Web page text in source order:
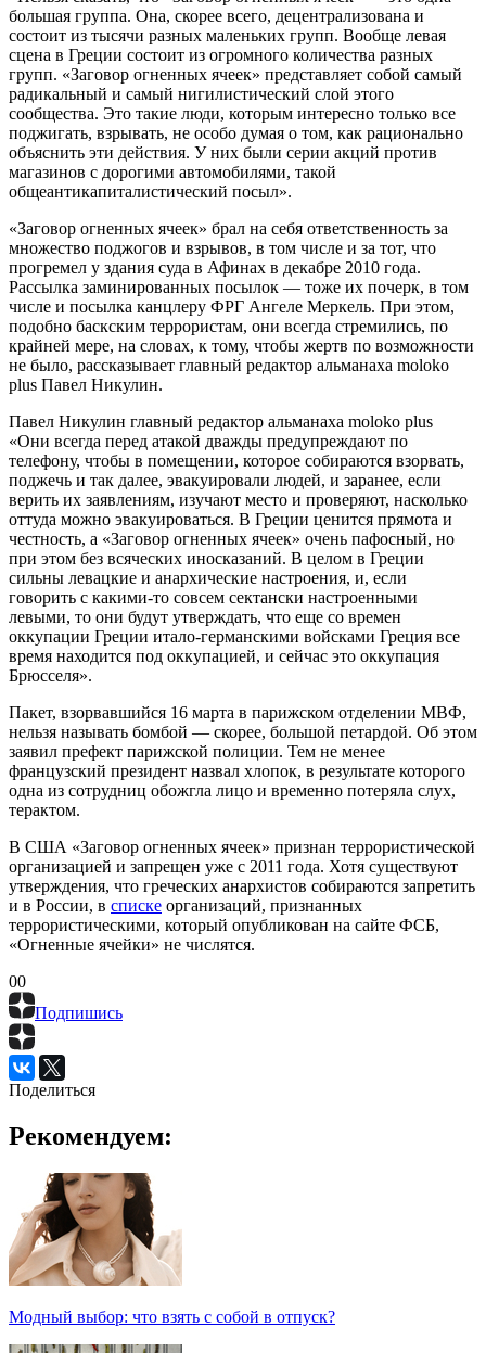
большая группа. Она, скорее всего, децентрализована и
состоит из тысячи разных маленьких групп. Вообще левая
сцена в Греции состоит из огромного количества разных
групп. «Заговор огненных ячеек» представляет собой самый
радикальный и самый нигилистический слой этого
сообщества. Это такие люди, которым интересно только все
поджигать, взрывать, не особо думая о том, как рационально
объяснить эти действия. У них были серии акций против
магазинов с дорогими автомобилями, такой
общеантикапиталистический посыл».
«Заговор огненных ячеек» брал на себя ответственность за
множество поджогов и взрывов, в том числе и за тот, что
прогремел у здания суда в Афинах в декабре 2010 года.
Рассылка заминированных посылок — тоже их почерк, в том
числе и посылка канцлеру ФРГ Ангеле Меркель. При этом,
подобно баскским террористам, они всегда стремились, по
крайней мере, на словах, к тому, чтобы жертв по возможности
не было, рассказывает главный редактор альманаха moloko
plus Павел Никулин.
Павел Никулин главный редактор альманаха moloko plus
«Они всегда перед атакой дважды предупреждают по
телефону, чтобы в помещении, которое собираются взорвать,
поджечь и так далее, эвакуировали людей, и заранее, если
верить их заявлениям, изучают место и проверяют, насколько
оттуда можно эвакуироваться. В Греции ценится прямота и
честность, а «Заговор огненных ячеек» очень пафосный, но
при этом без всяческих иносказаний. В целом в Греции
сильны левацкие и анархические настроения, и, если
говорить с какими-то совсем сектански настроенными
левыми, то они будут утверждать, что еще со времен
оккупации Греции итало-германскими войсками Греция все
время находится под оккупацией, и сейчас это оккупация
Брюсселя».
Пакет, взорвавшийся 16 марта в парижском отделении МВФ,
нельзя называть бомбой — скорее, большой петардой. Об этом
заявил префект парижской полиции. Тем не менее
французский президент назвал хлопок, в результате которого
одна из сотрудниц обожгла лицо и временно потеряла слух,
терактом.
В США «Заговор огненных ячеек» признан террористической
организацией и запрещен уже с 2011 года. Хотя существуют
утверждения, что греческих анархистов собираются запретить
и в России, в списке организаций, признанных
террористическими, который опубликован на сайте ФСБ,
«Огненные ячейки» не числятся.
00
Подпишись
Поделиться
Рекомендуем:
Модный выбор: что взять с собой в отпуск?